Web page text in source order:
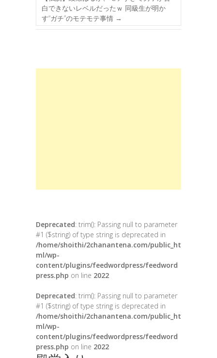
白できないレベルだったｗ 同級生が明か
す“ガチ”のモテモテ事情 →
Deprecated: trim(): Passing null to parameter
#1 ($string) of type string is deprecated in
/home/shoithi/2chanantena.com/public_ht
ml/wp-
content/plugins/feedwordpress/feedword
press.php on line 2022
Deprecated: trim(): Passing null to parameter
#1 ($string) of type string is deprecated in
/home/shoithi/2chanantena.com/public_ht
ml/wp-
content/plugins/feedwordpress/feedword
press.php on line 2022